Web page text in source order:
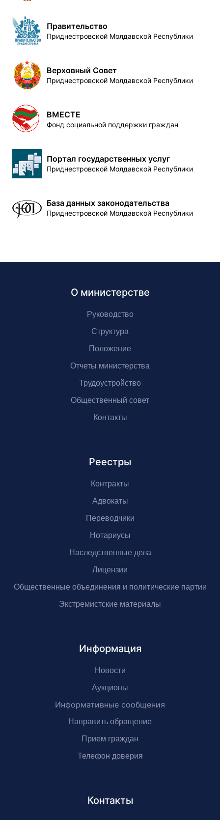
Правительство
Приднестровской Молдавской Республики
Верховный Совет
Приднестровской Молдавской Республики
ВМЕСТЕ
Фонд социальной поддержки граждан
Портал государственных услуг
Приднестровской Молдавской Республики
База данных законодательства
Приднестровской Молдавской Республики
О министерстве
Руководство
Структура
Положение
Отчеты министерства
Трудоустройство
Общественный совет
Контакты
Реестры
Контракты
Адвокаты
Переводчики
Нотариусы
Наследственные дела
Лицензии
Общественные объединения и политические партии
Экстремистские материалы
Информация
Новости
Аукционы
Информативные сообщения
Направить обращение
Прием граждан
Телефон доверия
Контакты